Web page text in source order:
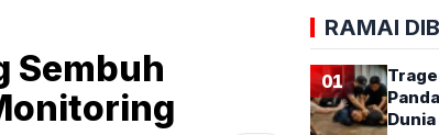
Sembuh
RAMAI
01
Dunia